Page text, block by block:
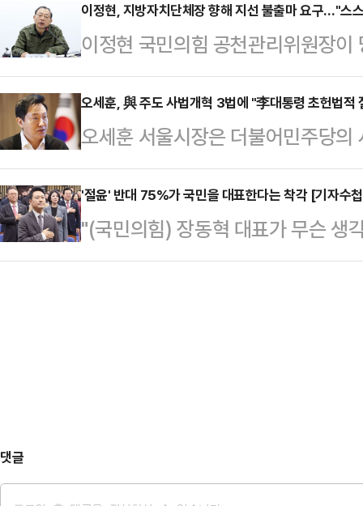
이날 회동에는 조경태·주호영 의원
김도읍·김상훈·김태호·박대출·박덕
한기호 의원 등 4선 이상…
은 당 지도부에 2월 임시국회 회기
다.국민의힘 대구·경북 지역 의원
에서 당 원내지도부 주도로 특별법
지역 의원들의 모임에는 강대식·권
준·윤재옥·주호영·최은석·추경호
건을 …
이정현, 지방자치단체장 향해 지선 불출마 요구…"스
이정현 국민의힘 공천관리위원장
새로운 인재와 시대를 위해 스스로
요구했다.이정현 위원장은 26일 페
야 할 현실 앞에 서 있다. 당은 지금
천 심사 이전에, 공고 이전에, 새로
는 결단, 그것이야말로 가장 큰 책
완성되는 것이 아니라 내려놓을 때
움직이기 위…
오세훈, 與 주도 사법개혁 3법에 "李대통령 초헌법적
오세훈 서울시장은 더불어민주당
초헌법적 절대군주로 만들려는 것
북을 통해 "대한민국 사법권을 정
수인처럼 부리겠다는 민주당의 위
다"며 이같이 밝혔다.민주당이 주
'절윤' 반대 75%가 국민을 대표한다는 착각 [기자수
"(국민의힘) 장동혁 대표가 무슨 생
국회에서 당 안팎 인사들을 만나면
댓글